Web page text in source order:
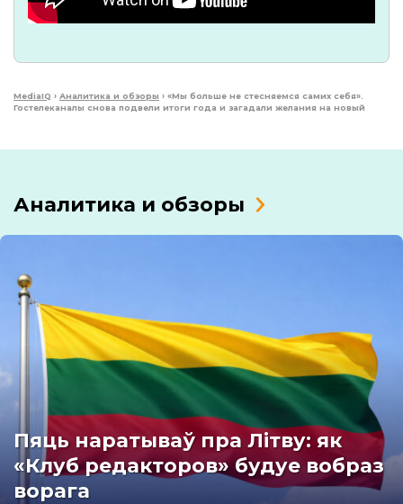
MediaIQ › Аналитика и обзоры › «Мы больше не стесняемся самих себя».
Гостелеканалы снова подвели итоги года и загадали желания на новый
Аналитика и обзоры
Пяць наратываў пра Літву: як
«Клуб редакторов» будуе вобраз
ворага